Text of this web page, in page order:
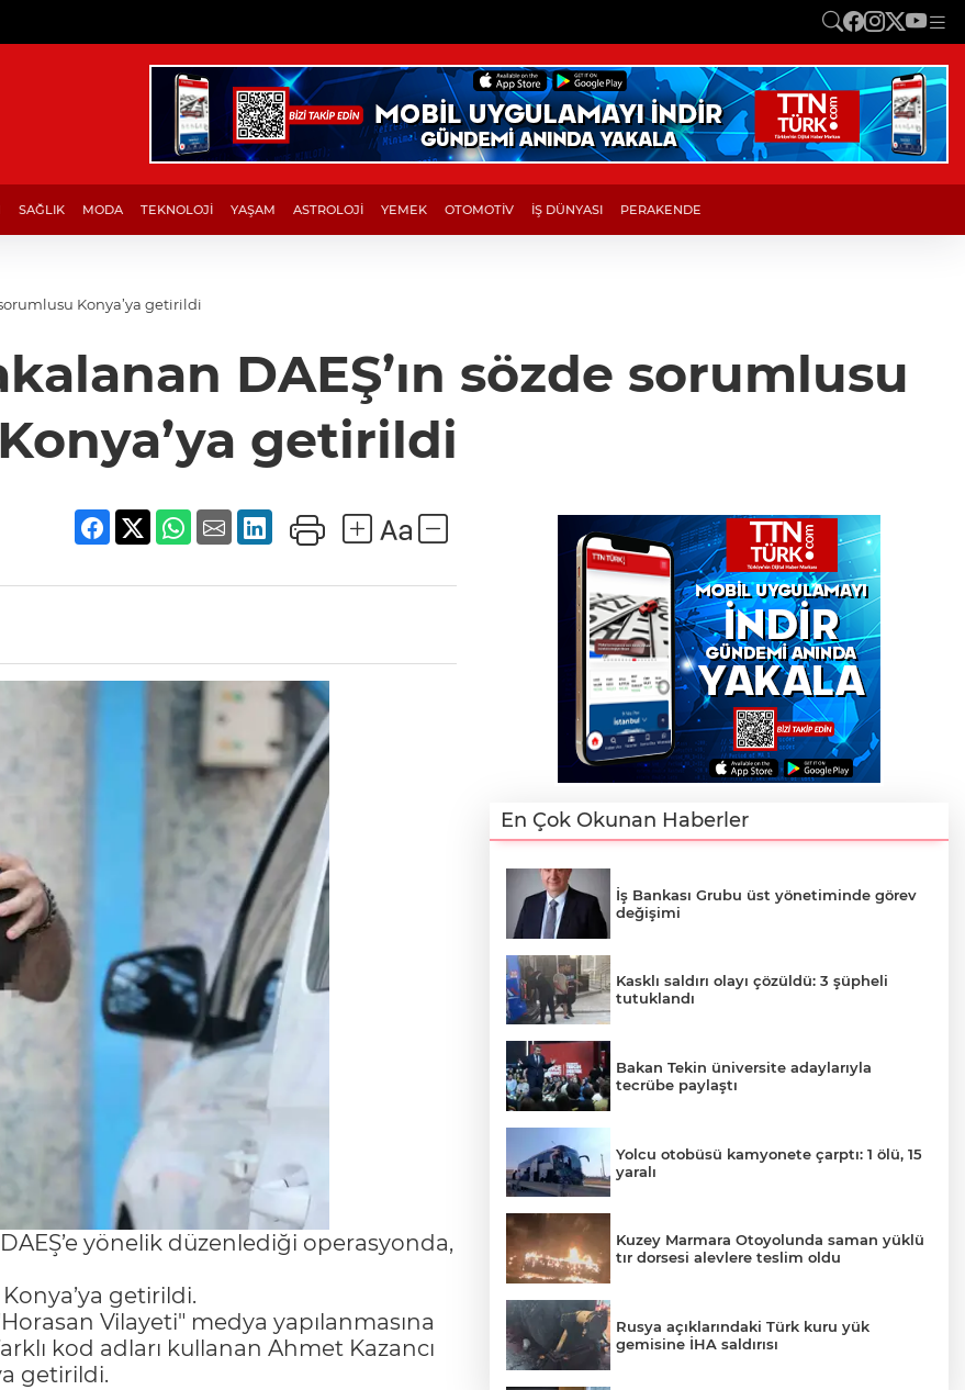
SAĞLIK MODA TEKNOLOJİ YAŞAM ASTROLOJİ YEMEK OTOMOTİV İŞ DÜNYASI PERAKENDE
Konya’ya getirildi
DAEŞ’ın sözde sorumlusu
Konya’ya getirildi
yönelik düzenlediği operasyonda,
getirildi.
Vilayeti" medya yapılanmasına
kod adları kullanan Ahmet Kazancı
getirildi.
En Çok Okunan Haberler
İş Bankası Grubu üst yönetiminde görev
değişimi
Kasklı saldırı olayı çözüldü: 3 şüpheli
tutuklandı
Bakan Tekin üniversite adaylarıyla
tecrübe paylaştı
Yolcu otobüsü kamyonete çarptı: 1 ölü, 15
yaralı
Kuzey Marmara Otoyolunda saman yüklü
tır dorsesi alevlere teslim oldu
Rusya açıklarındaki Türk kuru yük
gemisine İHA saldırısı